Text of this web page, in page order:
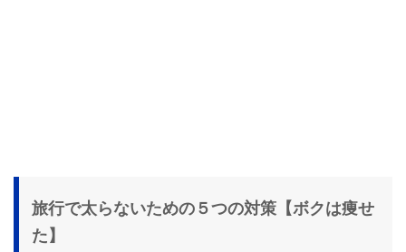
旅行で太らないための５つの対策【ボクは痩せ
た】